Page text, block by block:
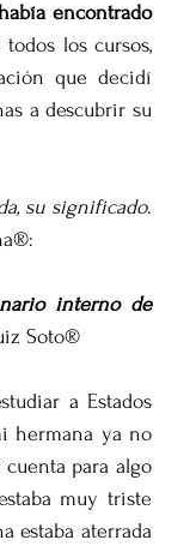
encontrado
los cursos,
que decidí
a descubrir su
su significado.
interno de
Soto®
a Estados
hermana ya no
para algo
muy triste
estaba aterrada